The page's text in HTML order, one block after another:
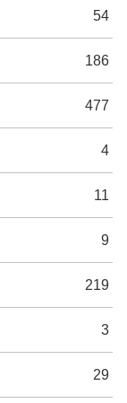
54
186
477
4
11
9
219
3
29